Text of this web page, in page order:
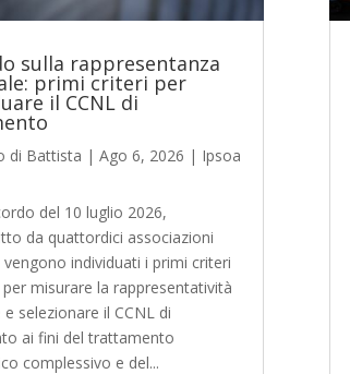
sulla rappresentanza
primi criteri per
il CCNL di
di Battista | Ago 6, 2026 | Ipsoa
del 10 luglio 2026,
da quattordici associazioni
individuati i primi criteri
per misurare la rappresentatività
selezionare il CCNL di
ai fini del trattamento
complessivo e del...